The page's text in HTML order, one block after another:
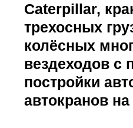
Caterpillar,
трехосных
колёсных
вездеходов
постройки
автокранов